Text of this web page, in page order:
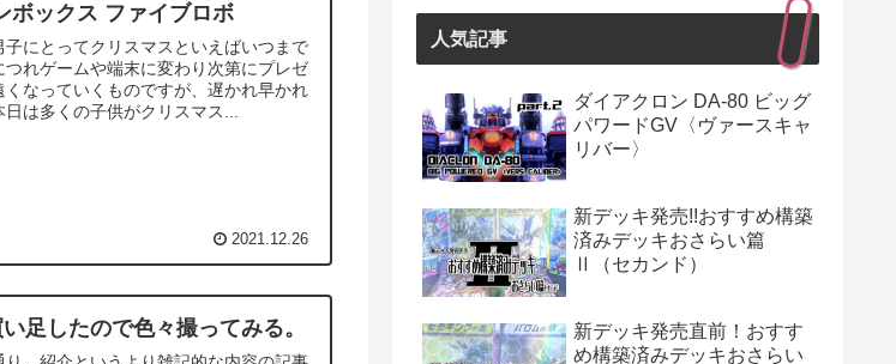
ボックス ファイブロボ
子にとってクリスマスといえばいつまで
れゲームや端末に変わり次第にプレゼ
なっていくものですが、遅かれ早かれ
は多くの子供がクリスマス...
2021.12.26
足したので色々撮ってみる。
人気記事
ダイアクロン DA-80 ビッグ
パワードGV〈ヴァースキャ
リバー〉
新デッキ発売!!おすすめ構築
済みデッキおさらい篇
Ⅱ（セカンド）
新デッキ発売直前！おすす
め構築済みデッキおさらい